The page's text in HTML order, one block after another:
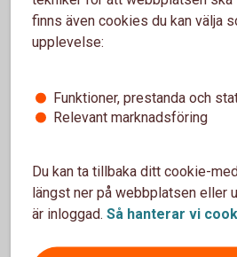
Betala löner
Löner och andra
Att betala ut lön i rätt tid är lika
arbetsgivare som för de
finns även cookies du kan välja
upplevelse:
Funktioner, prestanda och
Relevant marknadsföring
Du kan ta tillbaka ditt cookie-
längst ner på webbplatsen eller
är inloggad. Så hanterar vi